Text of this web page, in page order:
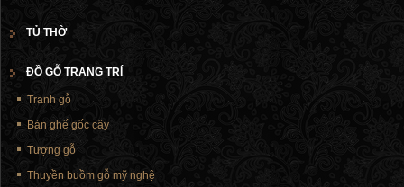
TỦ THỜ
ĐỒ GỖ TRANG TRÍ
Tranh gỗ
Bàn ghế gốc cây
Tượng gỗ
Thuyền buồm gỗ mỹ nghệ